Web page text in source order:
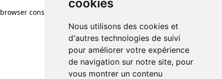
cookies
Nous utilisons des cookies et
d'autres technologies de suivi
pour améliorer votre expérience
de navigation sur notre site, pour
vous montrer un contenu
browser console for more information)